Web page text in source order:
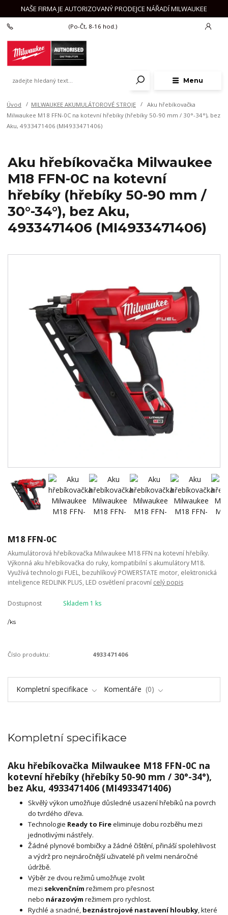
NAŠE FIRMA JE AUTORIZOVANÝ PRODEJCE NÁŘADÍ MILWAUKEE
Menu
(Po-Čt, 8-16 hod.)
Úvod MILWAUKEE AKUMULÁTOROVÉ STROJE
Aku hřebíkovačka
Milwaukee M18 FFN-0C na kotevní hřebíky (hřebíky 50-90 mm / 30°-34°), bez
Aku, 4933471406 (MI4933471406)
Aku hřebíkovačka Milwaukee
M18 FFN-0C na kotevní
hřebíky (hřebíky 50-90 mm /
30°-34°), bez Aku,
4933471406 (MI4933471406)
M18 FFN-0C
Akumulátorová hřebíkovačka Milwaukee M18 FFN na kotevní hřebíky.
Výkonná aku hřebíkovačka do ruky, kompatibilní s akumulátory M18.
Využívá technologii FUEL, bezuhlíkový POWERSTATE motor, elektronická
inteligence REDLINK PLUS, LED osvětlení pracovní celý popis
Dostupnost Skladem 1 ks
/ks
Číslo produktu: 4933471406
Kompletní specifikace Komentáře 0
Kompletní specifikace
Aku hřebíkovačka Milwaukee M18 FFN-0C na
kotevní hřebíky (hřebíky 50-90 mm / 30°-34°),
bez Aku, 4933471406 (MI4933471406)
Skvělý výkon umožňuje důsledné usazení hřebíků na povrch
do tvrdého dřeva.
Technologie Ready to Fireeliminuje dobu rozběhu mezi
jednotlivými nástřely.
Žádné plynové bombičky a žádné čištění, přináší spolehlivost
a výdrž pro nejnáročnější uživatelé při velmi nenáročné
údržbě.
Výběr ze dvou režimů umožňuje zvolit
mezi sekvenčním režimem pro přesnost
nebo nárazovým režimem pro rychlost.
Rychlé a snadné, beznástrojové nastavení hloubky, které